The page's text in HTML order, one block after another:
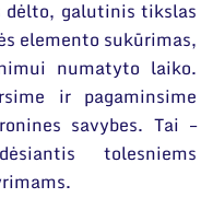
galutinis tikslas
elemento sukūrimas,
numatyto laiko.
ir pagaminsime
savybes. Tai –
tolesniems